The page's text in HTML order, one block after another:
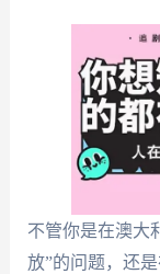
不管你是在澳大
放”的问题，还